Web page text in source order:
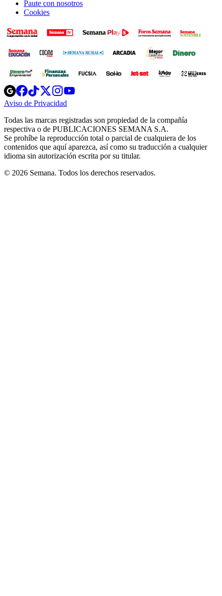
Paute con nosotros
Cookies
Opens
in
new
Opens
in
new
Opens
in
new
window
Opens
new
windowwindow
Aviso de Privacidad
new
window
Todas las marcas registradas son propiedad de la compañía
respectiva o de PUBLICACIONES SEMANA S.A.
Se prohíbe la reproducción total o parcial de cualquiera de los
contenidos que aquí aparezca, así como su traducción a cualquier
idioma sin autorización escrita por su titular.
© 2026 Semana. Todos los derechos reservados.